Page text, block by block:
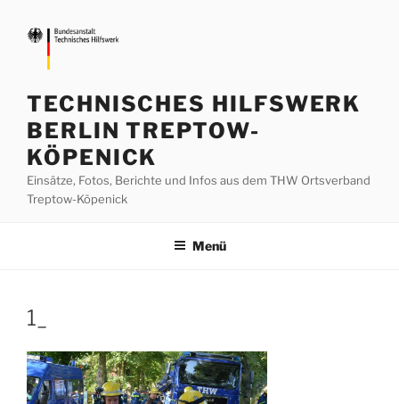
Inhalt
springen
TECHNISCHES HILFSWERK
BERLIN TREPTOW-
KÖPENICK
Einsätze, Fotos, Berichte und Infos aus dem THW Ortsverband
Treptow-Köpenick
Menü
1_